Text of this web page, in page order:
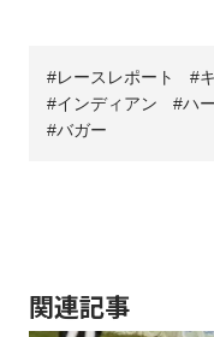
レースレポート
インディアン
ハ
バガー
関連記事